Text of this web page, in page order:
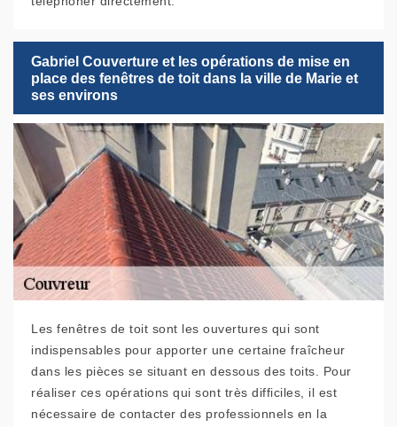
Gabriel Couverture et les opérations de mise en
place des fenêtres de toit dans la ville de Marie et
ses environs
Les fenêtres de toit sont les ouvertures qui sont
indispensables pour apporter une certaine fraîcheur
dans les pièces se situant en dessous des toits. Pour
réaliser ces opérations qui sont très difficiles, il est
nécessaire de contacter des professionnels en la